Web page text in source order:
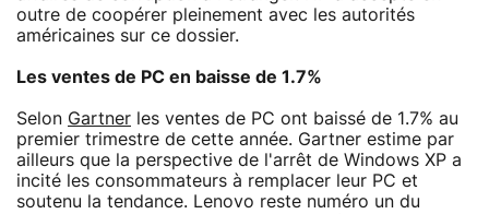
outre de coopérer pleinement avec les autorités
américaines sur ce dossier.
Les ventes de PC en baisse de 1.7%
Selon Gartner les ventes de PC ont baissé de 1.7% au
premier trimestre de cette année. Gartner estime par
ailleurs que la perspective de l'arrêt de Windows XP a
incité les consommateurs à remplacer leur PC et
soutenu la tendance. Lenovo reste numéro un du